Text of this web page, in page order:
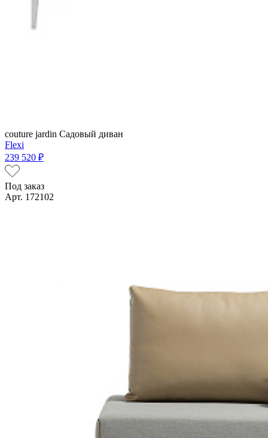
couture jardin Садовый диван
Flexi
239 520 ₽
Под заказ
Арт. 172102